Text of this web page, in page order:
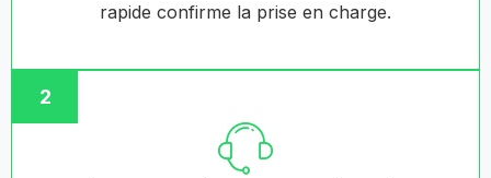
rapide confirme la prise en charge.
2